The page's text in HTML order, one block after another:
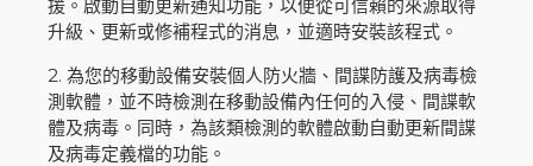
援。啟動自動更新通知功能，以便從可信賴的來源取得
升級、更新或修補程式的消息，並適時安裝該程式。
2. 為您的移動設備安裝個人防火牆、間諜防護及病毒檢
測軟體，並不時檢測在移動設備內任何的入侵、間諜軟
體及病毒。同時，為該類檢測的軟體啟動自動更新間諜
及病毒定義檔的功能。